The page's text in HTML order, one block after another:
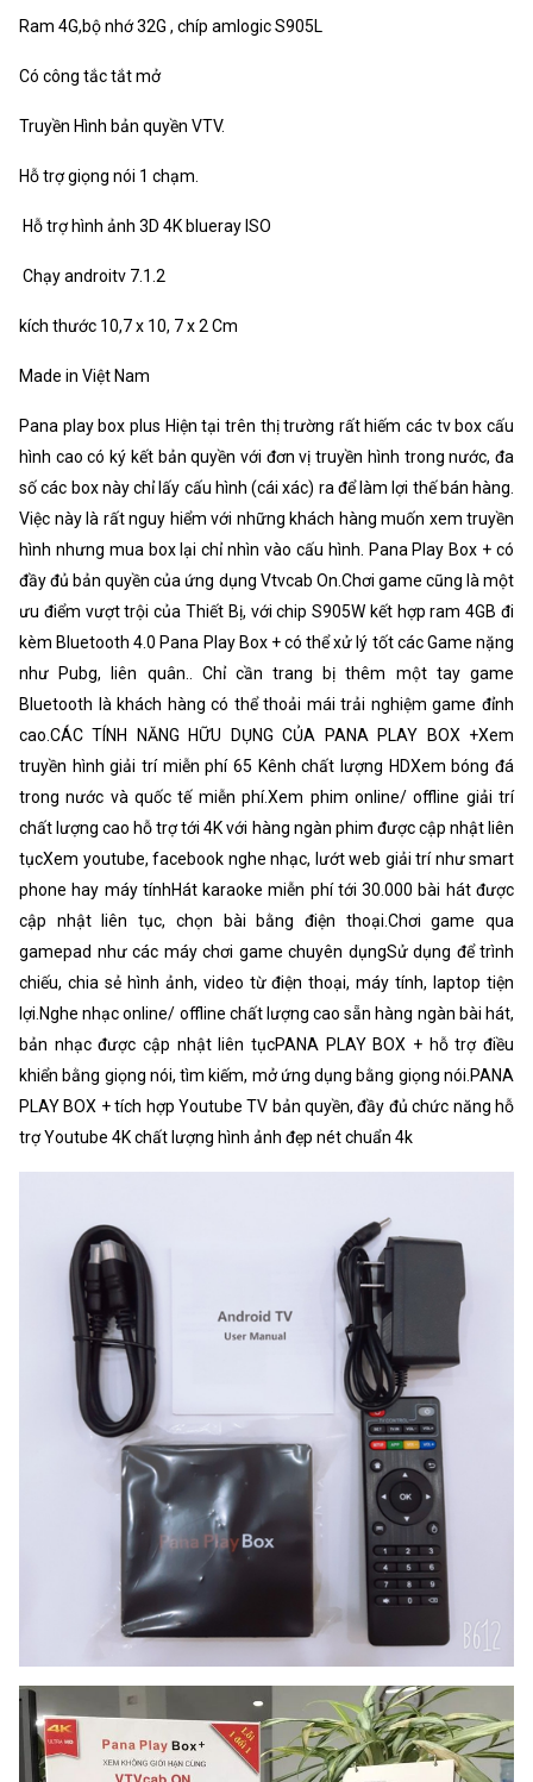
Ram 4G,bộ nhớ 32G , chíp amlogic S905L
Có công tắc tắt mở
Truyền Hình bản quyền VTV.
Hỗ trợ giọng nói 1 chạm.
Hỗ trợ hình ảnh 3D 4K blueray ISO
Chạy androitv 7.1.2
kích thước 10,7 x 10, 7 x 2 Cm
Made in Việt Nam
Pana play box plus Hiện tại trên thị trường rất hiếm các tv box cấu
hình cao có ký kết bản quyền với đơn vị truyền hình trong nước, đa
số các box này chỉ lấy cấu hình (cái xác) ra để làm lợi thế bán hàng.
Việc này là rất nguy hiểm với những khách hàng muốn xem truyền
hình nhưng mua box lại chỉ nhìn vào cấu hình. Pana Play Box + có
đầy đủ bản quyền của ứng dụng Vtvcab On.Chơi game cũng là một
ưu điểm vượt trội của Thiết Bị, với chip S905W kết hợp ram 4GB đi
kèm Bluetooth 4.0 Pana Play Box + có thể xử lý tốt các Game nặng
như Pubg, liên quân.. Chỉ cần trang bị thêm một tay game
Bluetooth là khách hàng có thể thoải mái trải nghiệm game đỉnh
cao.CÁC TÍNH NĂNG HỮU DỤNG CỦA PANA PLAY BOX +Xem
truyền hình giải trí miễn phí 65 Kênh chất lượng HDXem bóng đá
trong nước và quốc tế miễn phí.Xem phim online/ offline giải trí
chất lượng cao hỗ trợ tới 4K với hàng ngàn phim được cập nhật liên
tụcXem youtube, facebook nghe nhạc, lướt web giải trí như smart
phone hay máy tínhHát karaoke miễn phí tới 30.000 bài hát được
cập nhật liên tục, chọn bài bằng điện thoại.Chơi game qua
gamepad như các máy chơi game chuyên dụngSử dụng để trình
chiếu, chia sẻ hình ảnh, video từ điện thoại, máy tính, laptop tiện
lợi.Nghe nhạc online/ offline chất lượng cao sẵn hàng ngàn bài hát,
bản nhạc được cập nhật liên tụcPANA PLAY BOX + hỗ trợ điều
khiển bằng giọng nói, tìm kiếm, mở ứng dụng bằng giọng nói.PANA
PLAY BOX + tích hợp Youtube TV bản quyền, đầy đủ chức năng hỗ
trợ Youtube 4K chất lượng hình ảnh đẹp nét chuẩn 4k